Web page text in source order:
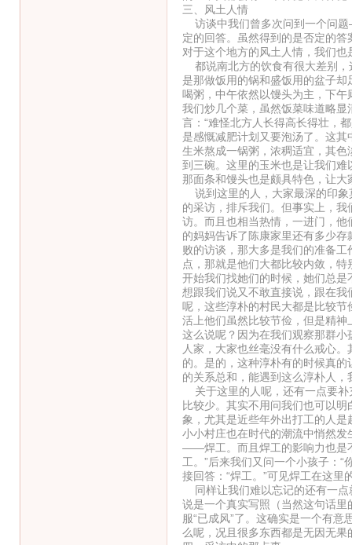
三、风土人情
访谈中我们曾多次问到一个问题
定的回答。虽然得到的是否定的
对于这个地方的风土人情，我们也
都说南北方的饮食有很大差别，
是那做饭用的锅和盛饭用的盆子
喝粥，中午依然以馒头为主，下
我们炒几个菜，虽然饭菜味道略
言：“难怪北方人长得高长得壮，
是感慨减肥计划又要泡汤了。这
生米熬成一锅粥，浓稠适宜，其
到三碗。这里的玉米也是让我们
那面条和馒头也是颇具特色，让大
说到这里的人，大家最深的印象
的采访，排斥我们。但事实上，
访。而且也相当热情，一进门，
的妈妈告诉了陈康家里还有多少
败的访谈，那大多是我们的准备
点，那就是他们大都比较内敛，
开始我们找她们的时候，她们总
想跟我们说又不敢直接说，跟在
呢，这些淳朴的村民大都是比较
活上他们虽然比较节俭，但是精
这么说呢？因为在我们观察那群
人家，大家也丝毫没有什么戒心
的。是的，这种淳朴有的时候真
的关系总和，能遇到这么淳朴人，
关于这里的人呢，还有一点要补
比较少。其实不用问我们也可以
象，尤其是近些年外出打工的人是
小小村庄也在时代的潮流中悄然
——焊工。而且焊工的影响力也是
工。”后来我们又问一个小孩子：“
接回答：“焊工。”可见焊工在这里
同样让我们难以忘记的还有一点
说是一个真实写照（当然这句话
服“已成风”了。这确实是一个有
么呢，况且很多东西都是无因无